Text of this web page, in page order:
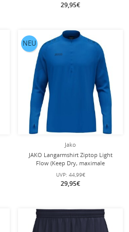
29,95€
Jako
JAKO Langarmshirt Ziptop Light
Flow (Keep Dry, maximale
Bewegungsfreiheit) royalblau Kinder
UVP: 44,99€
29,95€
NEU